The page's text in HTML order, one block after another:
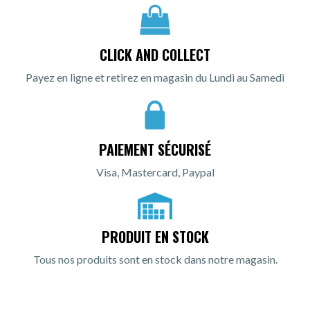
CLICK AND COLLECT
Payez en ligne et retirez en magasin du Lundi au Samedi
PAIEMENT SÉCURISÉ
Visa, Mastercard, Paypal
PRODUIT EN STOCK
Tous nos produits sont en stock dans notre magasin.